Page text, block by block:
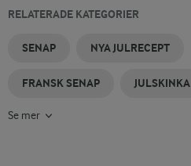
RELATERADE KATEGORIER
SENAP NYA JULRECEPT
FRANSK SENAP JULSKINKA
Se mer